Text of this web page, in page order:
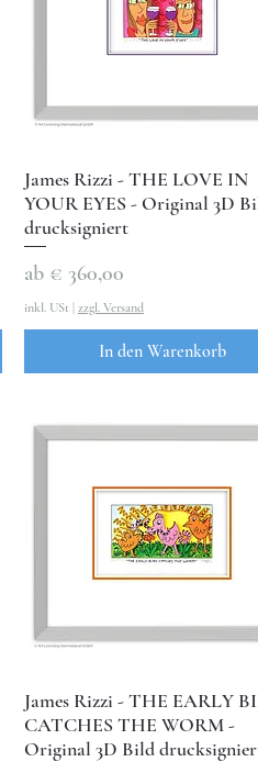
James Rizzi - THE LOVE IN
YOUR EYES - Original 3D
drucksigniert
ab € 360,00
Sale-Preis
inkl. USt zzgl. Versand
In den Warenkorb
James Rizzi - THE EARLY
CATCHES THE WORM -
Original 3D Bild